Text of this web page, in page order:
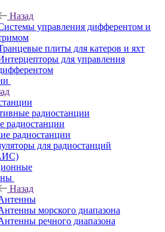
Назад
управления дифферентом и
плиты для катеров и яхт
для управления
радиостанции
радиостанции
радиостанции
для радиостанций
Назад
морского диапазона
речного диапазона